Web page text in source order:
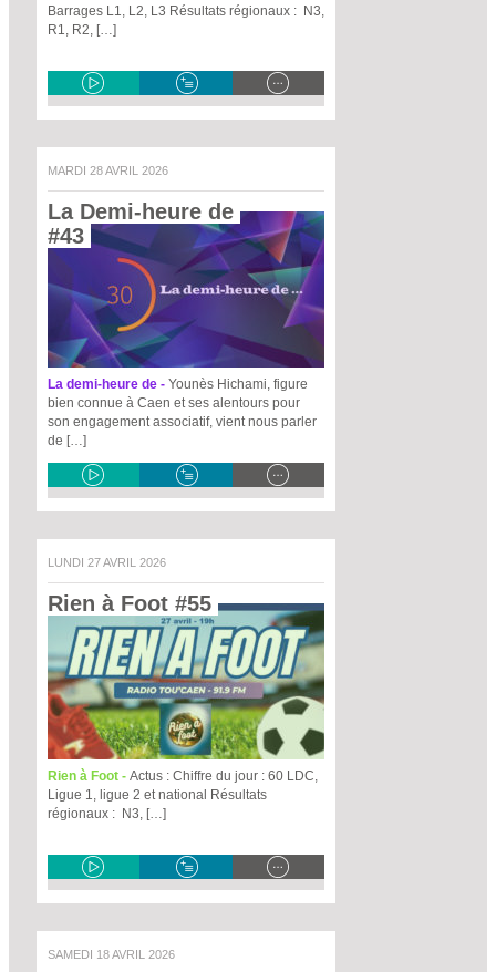
Barrages L1, L2, L3 Résultats régionaux : N3,
R1, R2, […]
MARDI 28 AVRIL 2026
La Demi-heure de
#43
La demi-heure de - Younès Hichami, figure
bien connue à Caen et ses alentours pour
son engagement associatif, vient nous parler
de […]
LUNDI 27 AVRIL 2026
Rien à Foot #55
Rien à Foot - Actus : Chiffre du jour : 60 LDC,
Ligue 1, ligue 2 et national Résultats
régionaux : N3, […]
SAMEDI 18 AVRIL 2026